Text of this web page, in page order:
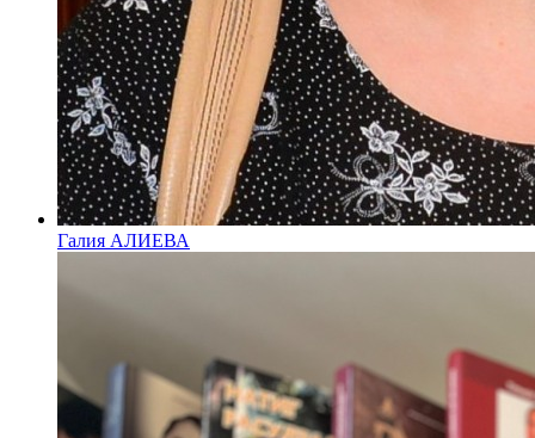
Галия АЛИЕВА